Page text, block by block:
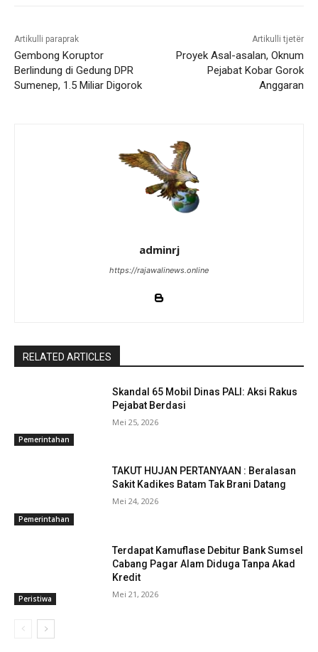
Artikulli paraprak
Gembong Koruptor
Berlindung di Gedung DPR
Sumenep, 1.5 Miliar Digorok
Artikulli tjetër
Proyek Asal-asalan, Oknum
Pejabat Kobar Gorok
Anggaran
adminrj
https://rajawalinews.online
RELATED ARTICLES
Pemerintahan
Skandal 65 Mobil Dinas PALI: Aksi Rakus
Pejabat Berdasi
Mei 25, 2026
Pemerintahan
TAKUT HUJAN PERTANYAAN : Beralasan
Sakit Kadikes Batam Tak Brani Datang
Mei 24, 2026
Peristiwa
Terdapat Kamuflase Debitur Bank Sumsel
Cabang Pagar Alam Diduga Tanpa Akad
Kredit
Mei 21, 2026